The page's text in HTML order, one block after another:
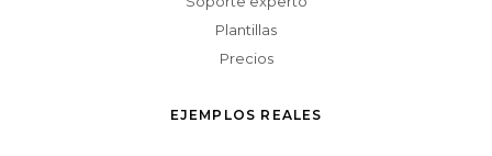
Plantillas
Precios
EJEMPLOS REALES